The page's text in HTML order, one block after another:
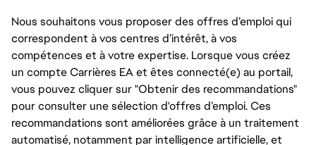
Nous souhaitons vous proposer des offres d’emploi qui
correspondent à vos centres d’intérêt, à vos
compétences et à votre expertise. Lorsque vous créez
un compte Carrières EA et êtes connecté(e) au portail,
vous pouvez cliquer sur "Obtenir des recommandations"
pour consulter une sélection d'offres d’emploi. Ces
recommandations sont améliorées grâce à un traitement
automatisé, notamment par intelligence artificielle, et